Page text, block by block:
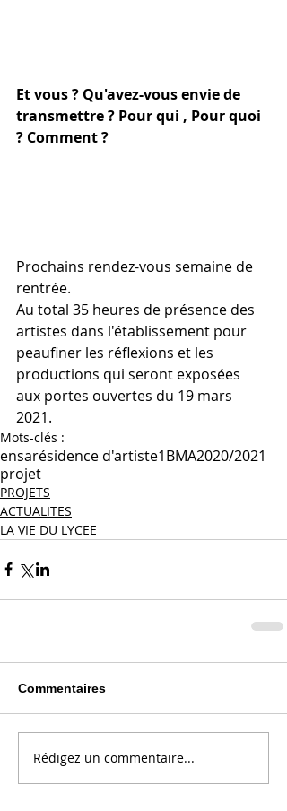
Et vous ? Qu'avez-vous envie de
transmettre ? Pour qui , Pour quoi
? Comment ?
Prochains rendez-vous semaine de
rentrée.
Au total 35 heures de présence des
artistes dans l'établissement pour
peaufiner les réflexions et les
productions qui seront exposées
aux portes ouvertes du 19 mars
2021.
Mots-clés :
ensarésidence d'artiste1BMA2020/2021
projet
PROJETS
ACTUALITES
LA VIE DU LYCEE
Commentaires
Rédigez un commentaire...